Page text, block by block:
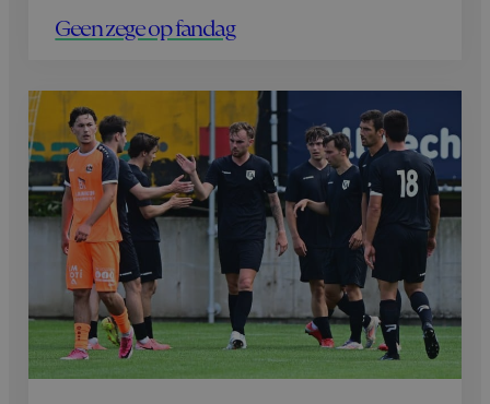
Geen zege op fandag